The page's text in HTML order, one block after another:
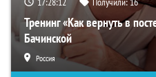
Тренинг «Как вернуть в
Бачинской
Россия